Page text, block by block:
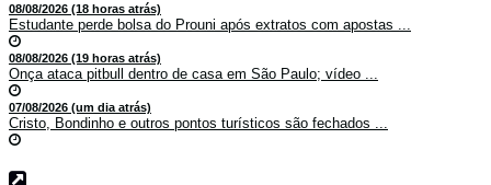
08/08/2026 (18 horas atrás)
Estudante perde bolsa do Prouni após extratos com apostas ...
08/08/2026 (19 horas atrás)
Onça ataca pitbull dentro de casa em São Paulo; vídeo ...
07/08/2026 (um dia atrás)
Cristo, Bondinho e outros pontos turísticos são fechados ...